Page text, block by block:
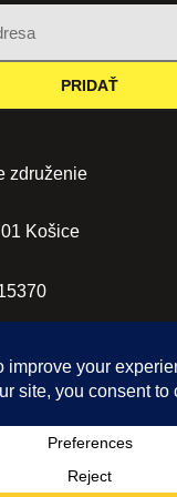
PRIDAŤ
združenie
Košice
(DOCX, 169KB)
(PDF)
by EventHub.fm